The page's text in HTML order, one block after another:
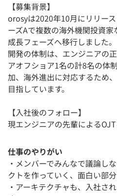
【募集背景】
orosyは2020年10月にリリー
ーズAで複数の海外機関投資
成長フェーズへ移行しました。
開発の体制は、エンジニアの
アオフショア1名の計8名の体
加、海外進出に対応するため
目指しています。
【入社後のフォロー】
現エンジニアの先輩によるOJT
仕事のやりがい
・メンバーでみんなで議論し
クトを作っていく、面白い部
・アーキテクチャも、入社さ